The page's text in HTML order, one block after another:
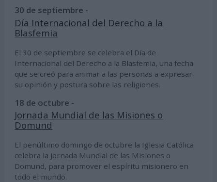
30 de septiembre -
Día Internacional del Derecho a la
Blasfemia
El 30 de septiembre se celebra el Día de
Internacional del Derecho a la Blasfemia, una fecha
que se creó para animar a las personas a expresar
su opinión y postura sobre las religiones.
18 de octubre -
Jornada Mundial de las Misiones o
Domund
El penúltimo domingo de octubre la Iglesia Católica
celebra la Jornada Mundial de las Misiones o
Domund, para promover el espíritu misionero en
todo el mundo.